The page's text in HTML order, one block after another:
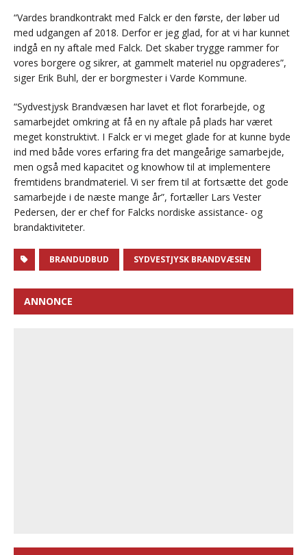
“Vardes brandkontrakt med Falck er den første, der løber ud
med udgangen af 2018. Derfor er jeg glad, for at vi har kunnet
indgå en ny aftale med Falck. Det skaber trygge rammer for
vores borgere og sikrer, at gammelt materiel nu opgraderes”,
siger Erik Buhl, der er borgmester i Varde Kommune.
“Sydvestjysk Brandvæsen har lavet et flot forarbejde, og
samarbejdet omkring at få en ny aftale på plads har været
meget konstruktivt. I Falck er vi meget glade for at kunne byde
ind med både vores erfaring fra det mangeårige samarbejde,
men også med kapacitet og knowhow til at implementere
fremtidens brandmateriel. Vi ser frem til at fortsætte det gode
samarbejde i de næste mange år”, fortæller Lars Vester
Pedersen, der er chef for Falcks nordiske assistance- og
brandaktiviteter.
BRANDUDBUD SYDVESTJYSK BRANDVÆSEN
ANNONCE